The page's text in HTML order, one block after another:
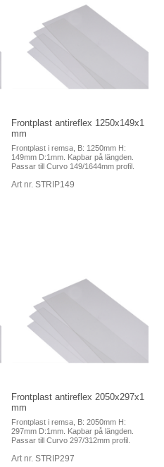
Frontplast antireflex 1250x149x1
mm
Frontplast i remsa, B: 1250mm H:
149mm D:1mm. Kapbar på längden.
Passar till Curvo 149/1644mm profil.
Art nr. STRIP149
Frontplast antireflex 2050x297x1
mm
Frontplast i remsa, B: 2050mm H:
297mm D:1mm. Kapbar på längden.
Passar till Curvo 297/312mm profil.
Art nr. STRIP297